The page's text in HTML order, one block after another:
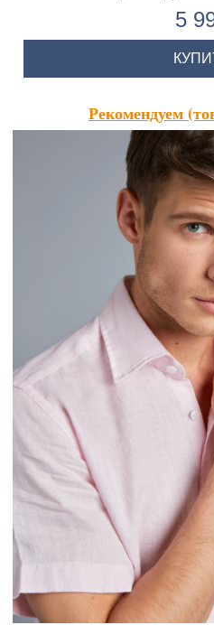
5
Рекомендуем